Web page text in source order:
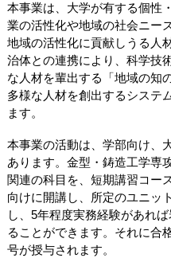
本事業は、大学が有する個性
業の活性化や地域の社会ニー
地域の活性化に貢献しうる人
治体との連携により、科学技
な人材を輩出する「地域の知
多様な人材を創出するシステ
ます。
本事業の活動は、学部向け、
あります。金型・鋳造工学専
関連の科目を、短期講習コー
向けに開講し、所定のユニッ
し、5年程度実務経験があれ
ることができます。それに合
号が授与されます。